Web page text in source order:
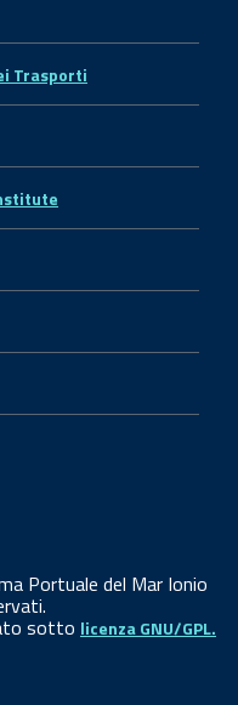
Trasporti
Portuale del Mar Ionio
sotto licenza GNU/GPL.